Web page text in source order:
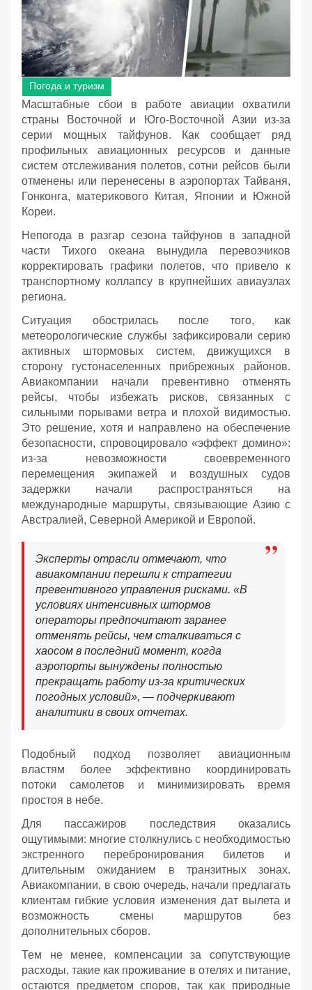
Погода и туризм
Масштабные сбои в работе авиации охватили
страны Восточной и Юго-Восточной Азии из-за
серии мощных тайфунов. Как сообщает ряд
профильных авиационных ресурсов и данные
систем отслеживания полетов, сотни рейсов были
отменены или перенесены в аэропортах Тайваня,
Гонконга, материкового Китая, Японии и Южной
Кореи.
Непогода в разгар сезона тайфунов в западной
части Тихого океана вынудила перевозчиков
корректировать графики полетов, что привело к
транспортному коллапсу в крупнейших авиаузлах
региона.
Ситуация обострилась после того, как
метеорологические службы зафиксировали серию
активных штормовых систем, движущихся в
сторону густонаселенных прибрежных районов.
Авиакомпании начали превентивно отменять
рейсы, чтобы избежать рисков, связанных с
сильными порывами ветра и плохой видимостью.
Это решение, хотя и направлено на обеспечение
безопасности, спровоцировало «эффект домино»:
из-за невозможности своевременного
перемещения экипажей и воздушных судов
задержки начали распространяться на
международные маршруты, связывающие Азию с
Австралией, Северной Америкой и Европой.
Эксперты отрасли отмечают, что
авиакомпании перешли к стратегии
превентивного управления рисками. «В
условиях интенсивных штормов
операторы предпочитают заранее
отменять рейсы, чем сталкиваться с
хаосом в последний момент, когда
аэропорты вынуждены полностью
прекращать работу из-за критических
погодных условий», — подчеркивают
аналитики в своих отчетах.
Подобный подход позволяет авиационным
властям более эффективно координировать
потоки самолетов и минимизировать время
простоя в небе.
Для пассажиров последствия оказались
ощутимыми: многие столкнулись с необходимостью
экстренного перебронирования билетов и
длительным ожиданием в транзитных зонах.
Авиакомпании, в свою очередь, начали предлагать
клиентам гибкие условия изменения дат вылета и
возможность смены маршрутов без
дополнительных сборов.
Тем не менее, компенсации за сопутствующие
расходы, такие как проживание в отелях и питание,
остаются предметом споров, так как природные